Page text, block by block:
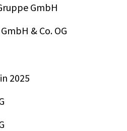
GmbH
& Co. OG
2025